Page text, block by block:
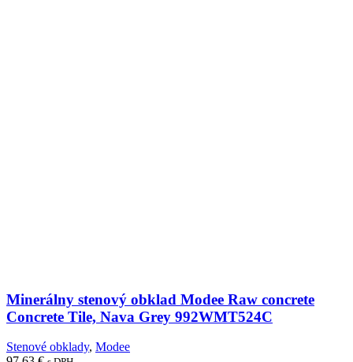
Minerálny stenový obklad Modee Raw concrete
Concrete Tile, Nava Grey 992WMT524C
Stenové obklady, Modee